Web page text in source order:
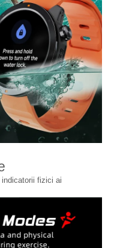
indicatorii fizici ai